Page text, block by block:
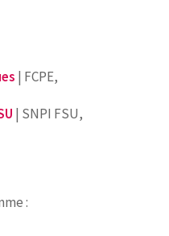
| FCPE,
| SNPI FSU,
: